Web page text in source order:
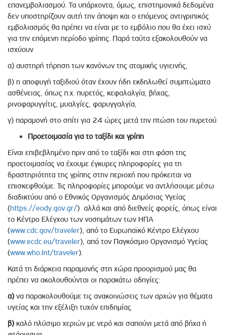
επανεμβολιασμού. Τα υπάρχοντα, όμως, επιστημονικά δεδομένα
δεν υποστηρίζουν αυτή την άποψη και ο επόμενος αντιγριπικός
εμβολιασμός θα πρέπει να είναι με το εμβόλιο που θα έχει ισχύ
για την επόμενη περίοδο γρίπης. Παρά ταύτα εξακολουθούν να
ισχύουν
α) αυστηρή τήρηση των κανόνων της ατομικής υγιεινής,
β) η αποφυγή ταξιδιού όταν έχουν ήδη εκδηλωθεί συμπτώματα
ασθένειας, όπως π.χ. πυρετός, κεφαλαλγία, βήχας,
ρινοφαρυγγίτις, μυαλγίες, φαρυγγαλγία,
γ) παραμονή στο σπίτι για 24 ώρες μετά την πτώση του πυρετού.
Προετοιμασία για το ταξίδι και γρίπη
Είναι επιβεβλημένο πριν από το ταξίδι και στη φάση της
προετοιμασίας να έχουμε έγκυρες πληροφορίες για τη
δραστηριότητα της γρίπης στην περιοχή που πρόκειται να
επισκεφθούμε. Τις πληροφορίες μπορούμε να αντλήσουμε μέσω
διαδικτύου από ο Εθνικός Οργανισμός Δημόσιας Υγείας
(https://eody.gov.gr/) αλλά και από διεθνείς φορείς, όπως είναι
το Κέντρο Ελέγχου των νοσημάτων των ΗΠΑ
(www.cdc.gov/traveler), από το Ευρωπαϊκό Κέντρο Ελέγχου
(www.ecdc.eu/traveler), από τον Παγκόσμιο Οργανισμό Υγείας
(www.who.Int/traveler).
Κατά τη διάρκεια παραμονής στη χώρα προορισμού μας θα
πρέπει να ακολουθούνται οι παρακάτω οδηγίες:
α) να παρακολουθούμε τις ανακοινώσεις των αρχών για θέματα
υγείας και την εξέλιξη τυχόν επιδημίας
β) καλό πλύσιμο χεριών με νερό και σαπούνι μετά από βήχα ή